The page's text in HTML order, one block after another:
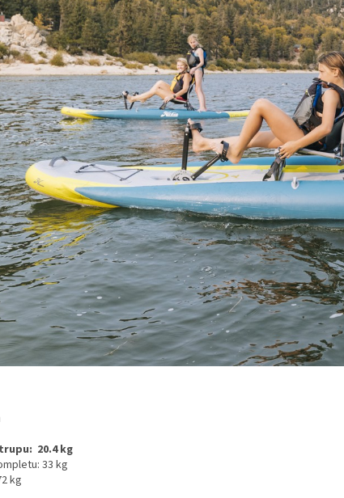
20.4 kg
33 kg
kg